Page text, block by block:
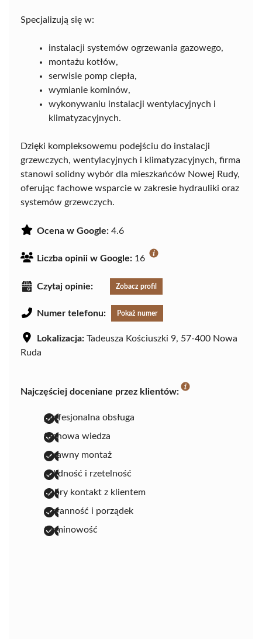
Specjalizują się w:
instalacji systemów ogrzewania gazowego,
montażu kotłów,
serwisie pomp ciepła,
wymianie kominów,
wykonywaniu instalacji wentylacyjnych i
klimatyzacyjnych.
Dzięki kompleksowemu podejściu do instalacji
grzewczych, wentylacyjnych i klimatyzacyjnych, firma
stanowi solidny wybór dla mieszkańców Nowej Rudy,
oferując fachowe wsparcie w zakresie hydrauliki oraz
systemów grzewczych.
Ocena w Google: 4.6
Liczba opinii w Google: 16
Czytaj opinie: Zobacz profil
Numer telefonu: Pokaż numer
Lokalizacja: Tadeusza Kościuszki 9, 57-400 Nowa
Ruda
Najczęściej doceniane przez klientów:
profesjonalna obsługa
fachowa wiedza
sprawny montaż
solidność i rzetelność
dobry kontakt z klientem
staranność i porządek
terminowość